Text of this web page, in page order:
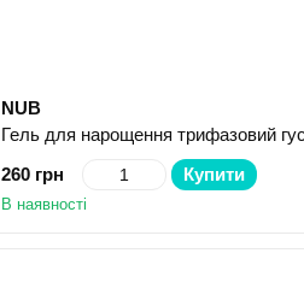
NUB
260 грн Купити
В наявності